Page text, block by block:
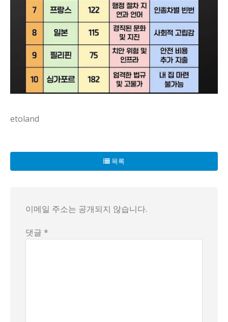
etoland
캐나다나 미국처럼 이름난 곳 이야기가 특히 자주 나와. 누
그래도 이민은 포기하고 말 이야기가 아니라 계속 생각하
목록
이메일 주소는 공개되지 않습니다.
댓글 *